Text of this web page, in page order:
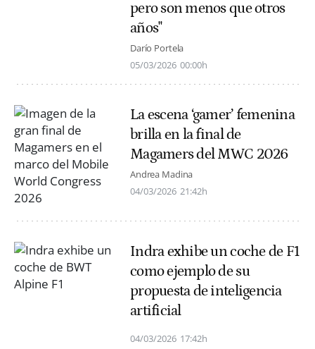
pero son menos que otros
años"
Darío Portela
05/03/2026 00:00h
La escena ‘gamer’ femenina
brilla en la final de
Magamers del MWC 2026
Andrea Madina
04/03/2026 21:42h
Indra exhibe un coche de F1
como ejemplo de su
propuesta de inteligencia
artificial
04/03/2026 17:42h